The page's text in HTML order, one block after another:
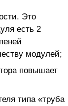
Это
есть 2
модулей;
повышает
типа «труба